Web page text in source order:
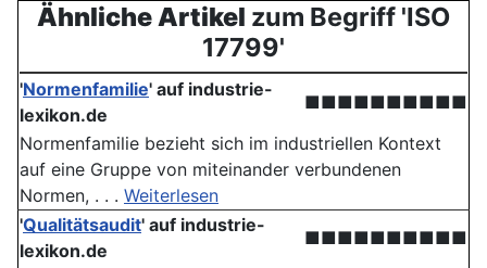
Ähnliche Artikel zum Begriff 'ISO
17799'
'Normenfamilie' auf industrie-
lexikon.de
■■■■■■■■■■
Normenfamilie bezieht sich im industriellen Kontext
auf eine Gruppe von miteinander verbundenen
Normen, . . . Weiterlesen
'Qualitätsaudit' auf industrie-
lexikon.de
■■■■■■■■■■